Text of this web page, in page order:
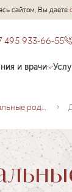
сайтом, Вы даете
495 933-66-55
и врачи
Запланируйте идеальные роды в EMC